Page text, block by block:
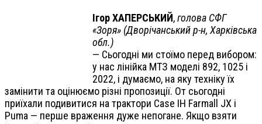
Ігор ХАПЕРСЬКИЙ,голова СФГ
«Зоря» (Дворічанський р-н, Харківська
обл.)
— Сьогодні ми стоїмо перед вибором:
у нас лінійка МТЗ моделі 892, 1025 і
2022, і думаємо, на яку техніку їх
замінити та оцінюємо різні пропозиції. От сьогодні
приїхали подивитися на трактори Case IH Farmall JX і
Puma — перше враження дуже непогане. Якщо взяти